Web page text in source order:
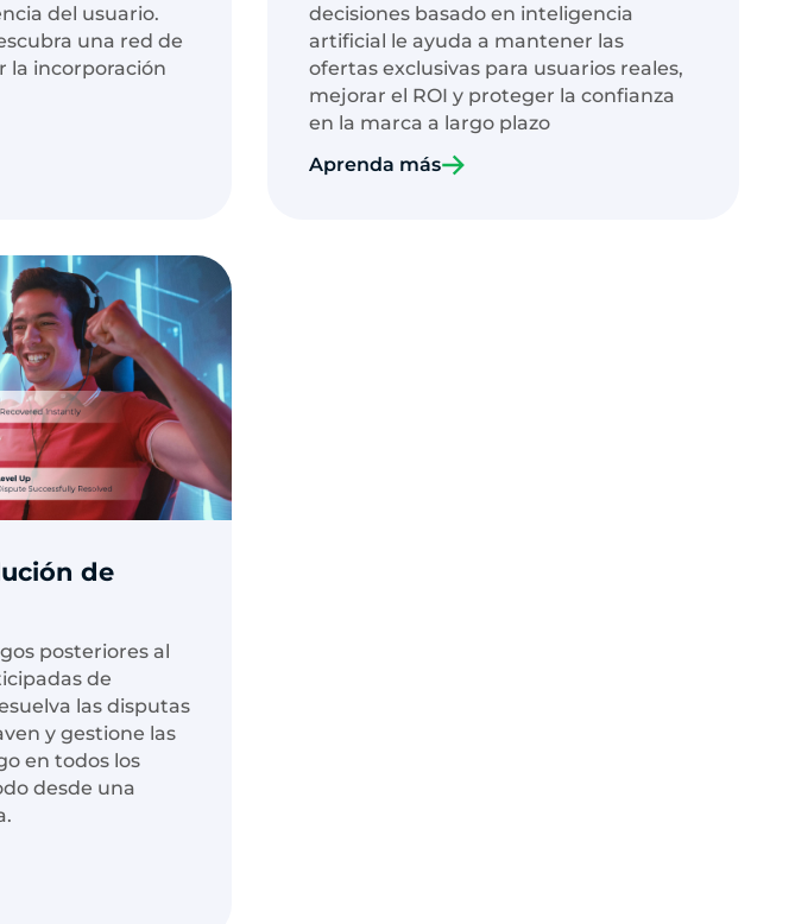
del usuario.
una red de
la incorporación
decisiones basado en inteligencia
artificial le ayuda a mantener las
ofertas exclusivas para usuarios reales,
mejorar el ROI y proteger la confianza
en la marca a largo plazo
Aprenda más
de
posteriores al
de
las disputas
y gestione las
en todos los
desde una